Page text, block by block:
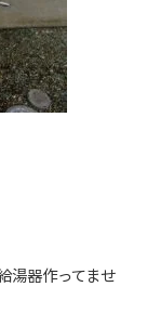
湯器作ってませ